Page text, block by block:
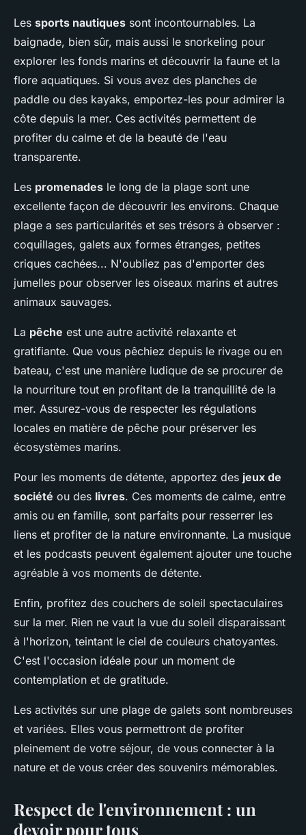
Les sports nautiques sont incontournables. La
baignade, bien sûr, mais aussi le snorkeling pour
explorer les fonds marins et découvrir la faune et la
flore aquatiques. Si vous avez des planches de
paddle ou des kayaks, emportez-les pour admirer la
côte depuis la mer. Ces activités permettent de
profiter du calme et de la beauté de l'eau
transparente.
Les promenades le long de la plage sont une
excellente façon de découvrir les environs. Chaque
plage a ses particularités et ses trésors à observer :
coquillages, galets aux formes étranges, petites
criques cachées... N'oubliez pas d'emporter des
jumelles pour observer les oiseaux marins et autres
animaux sauvages.
La pêche est une autre activité relaxante et
gratifiante. Que vous pêchiez depuis le rivage ou en
bateau, c'est une manière ludique de se procurer de
la nourriture tout en profitant de la tranquillité de la
mer. Assurez-vous de respecter les régulations
locales en matière de pêche pour préserver les
écosystèmes marins.
Pour les moments de détente, apportez des jeux de
société ou des livres. Ces moments de calme, entre
amis ou en famille, sont parfaits pour resserrer les
liens et profiter de la nature environnante. La musique
et les podcasts peuvent également ajouter une touche
agréable à vos moments de détente.
Enfin, profitez des couchers de soleil spectaculaires
sur la mer. Rien ne vaut la vue du soleil disparaissant
à l'horizon, teintant le ciel de couleurs chatoyantes.
C'est l'occasion idéale pour un moment de
contemplation et de gratitude.
Les activités sur une plage de galets sont nombreuses
et variées. Elles vous permettront de profiter
pleinement de votre séjour, de vous connecter à la
nature et de vous créer des souvenirs mémorables.
Respect de l'environnement : un
devoir pour tous